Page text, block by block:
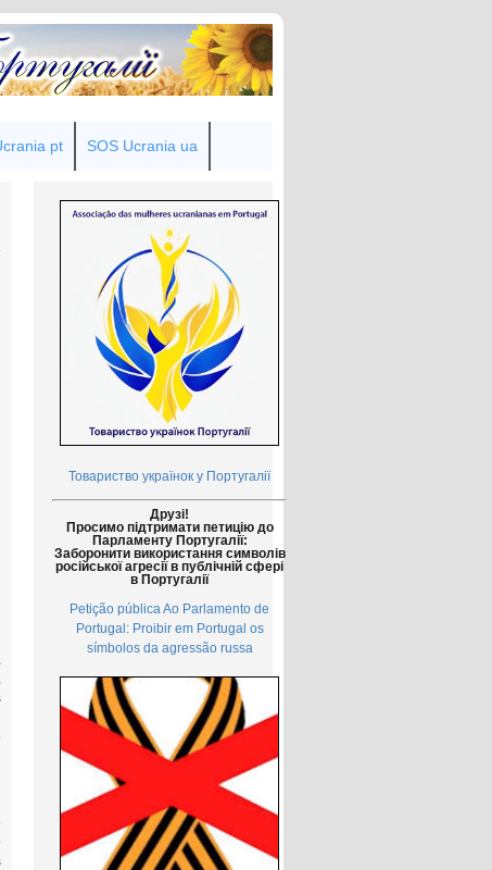
pt SOS Ucrania ua
Товариство українок у Португалії
Друзі!
Просимо підтримати петицію до
Парламенту Португалії:
Заборонити використання символів
російської агресії в публічній сфері
в Португалії
Petição pública Ao Parlamento de
Portugal: Proibir em Portugal os
símbolos da agressão russa